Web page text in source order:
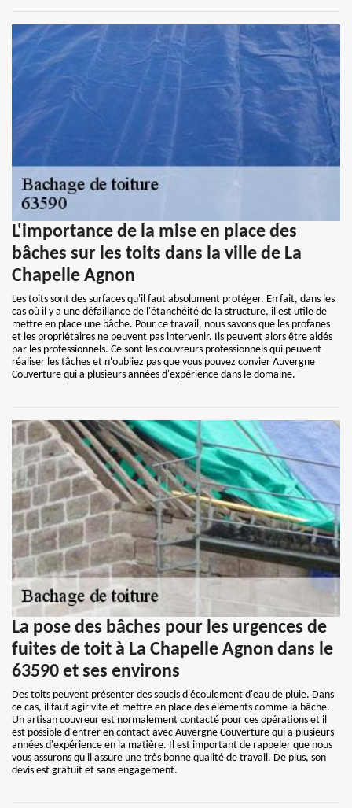
L'importance de la mise en place des
bâches sur les toits dans la ville de La
Chapelle Agnon
Les toits sont des surfaces qu'il faut absolument protéger. En fait, dans les
cas où il y a une défaillance de l'étanchéité de la structure, il est utile de
mettre en place une bâche. Pour ce travail, nous savons que les profanes
et les propriétaires ne peuvent pas intervenir. Ils peuvent alors être aidés
par les professionnels. Ce sont les couvreurs professionnels qui peuvent
réaliser les tâches et n'oubliez pas que vous pouvez convier Auvergne
Couverture qui a plusieurs années d'expérience dans le domaine.
La pose des bâches pour les urgences de
fuites de toit à La Chapelle Agnon dans le
63590 et ses environs
Des toits peuvent présenter des soucis d'écoulement d'eau de pluie. Dans
ce cas, il faut agir vite et mettre en place des éléments comme la bâche.
Un artisan couvreur est normalement contacté pour ces opérations et il
est possible d'entrer en contact avec Auvergne Couverture qui a plusieurs
années d'expérience en la matière. Il est important de rappeler que nous
vous assurons qu'il assure une très bonne qualité de travail. De plus, son
devis est gratuit et sans engagement.